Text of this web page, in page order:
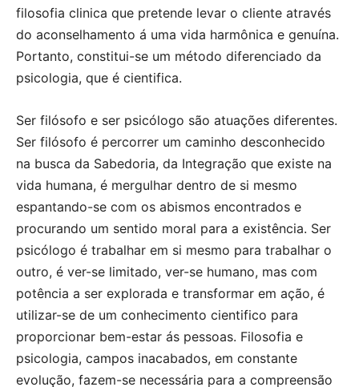
filosofia clinica que pretende levar o cliente através
do aconselhamento á uma vida harmônica e genuína.
Portanto, constitui-se um método diferenciado da
psicologia, que é cientifica.
Ser filósofo e ser psicólogo são atuações diferentes.
Ser filósofo é percorrer um caminho desconhecido
na busca da Sabedoria, da Integração que existe na
vida humana, é mergulhar dentro de si mesmo
espantando-se com os abismos encontrados e
procurando um sentido moral para a existência. Ser
psicólogo é trabalhar em si mesmo para trabalhar o
outro, é ver-se limitado, ver-se humano, mas com
potência a ser explorada e transformar em ação, é
utilizar-se de um conhecimento cientifico para
proporcionar bem-estar ás pessoas. Filosofia e
psicologia, campos inacabados, em constante
evolução, fazem-se necessária para a compreensão